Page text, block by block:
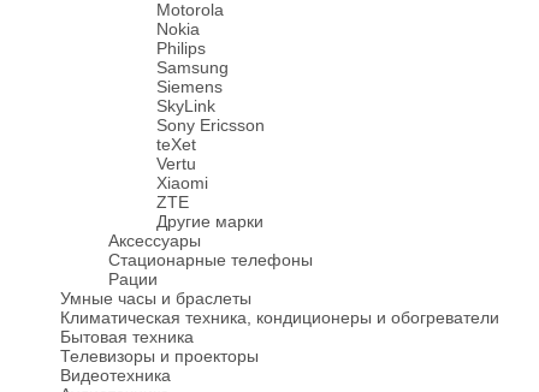
Motorola
Nokia
Philips
Samsung
Siemens
SkyLink
Sony Ericsson
teXet
Vertu
Xiaomi
ZTE
Другие марки
Аксессуары
Стационарные телефоны
Рации
Умные часы и браслеты
Климатическая техника, кондиционеры и обогреватели
Бытовая техника
Телевизоры и проекторы
Видеотехника